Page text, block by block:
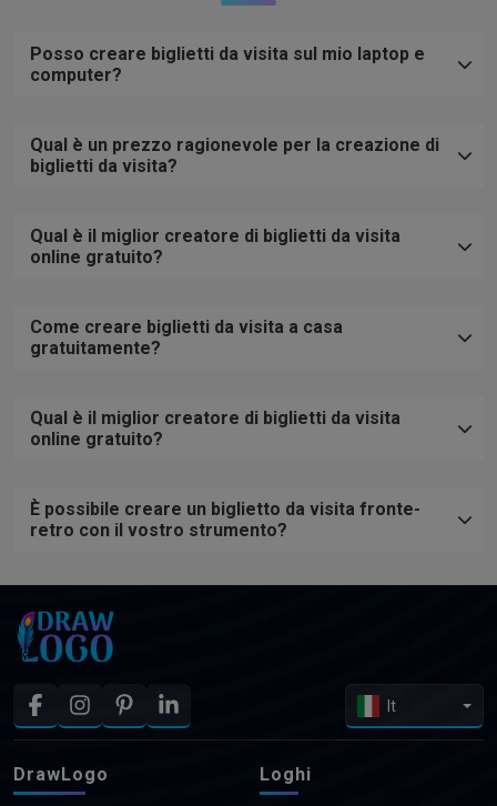
Posso creare biglietti da visita sul mio laptop e
computer?
Qual è un prezzo ragionevole per la creazione di
biglietti da visita?
Qual è il miglior creatore di biglietti da visita
online gratuito?
Come creare biglietti da visita a casa
gratuitamente?
Qual è il miglior creatore di biglietti da visita
online gratuito?
È possibile creare un biglietto da visita fronte-
retro con il vostro strumento?
It
DrawLogo Loghi